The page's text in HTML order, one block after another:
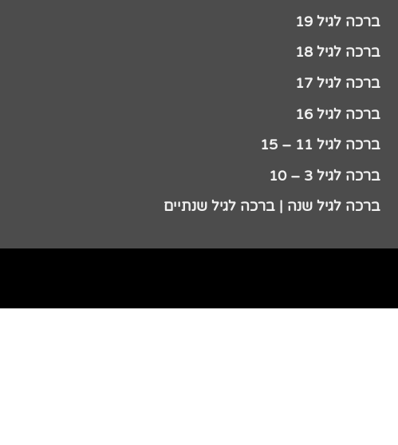
ברכה לגיל 19
ברכה לגיל 18
ברכה לגיל 17
ברכה לגיל 16
ברכה לגיל 11 – 15
ברכה לגיל 3 – 10
ברכה לגיל שנה | ברכה לגיל שנתיים